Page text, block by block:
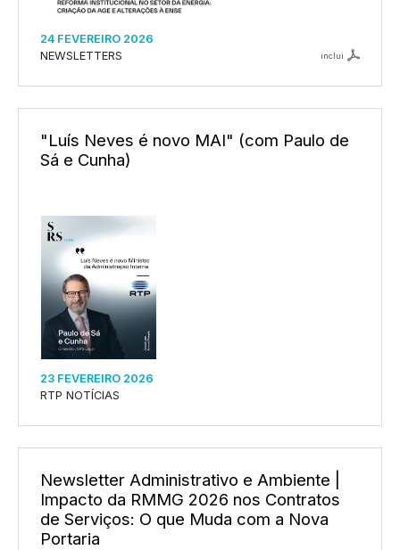
24 FEVEREIRO 2026
NEWSLETTERS
inclui
"Luís Neves é novo MAI" (com Paulo de
Sá e Cunha)
23 FEVEREIRO 2026
RTP NOTÍCIAS
Newsletter Administrativo e Ambiente |
Impacto da RMMG 2026 nos Contratos
de Serviços: O que Muda com a Nova
Portaria